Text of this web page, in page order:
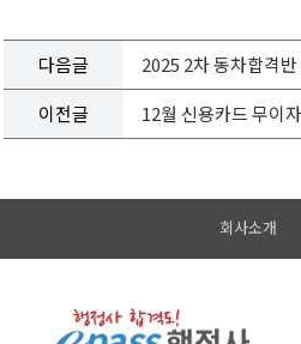
다음글
2025 2차 동차합격
이전글
12월 신용카드 무이
회사소개